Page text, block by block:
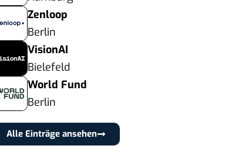
Zenloop
Berlin
VisionAI
Bielefeld
World Fund
Berlin
Alle Einträge ansehen